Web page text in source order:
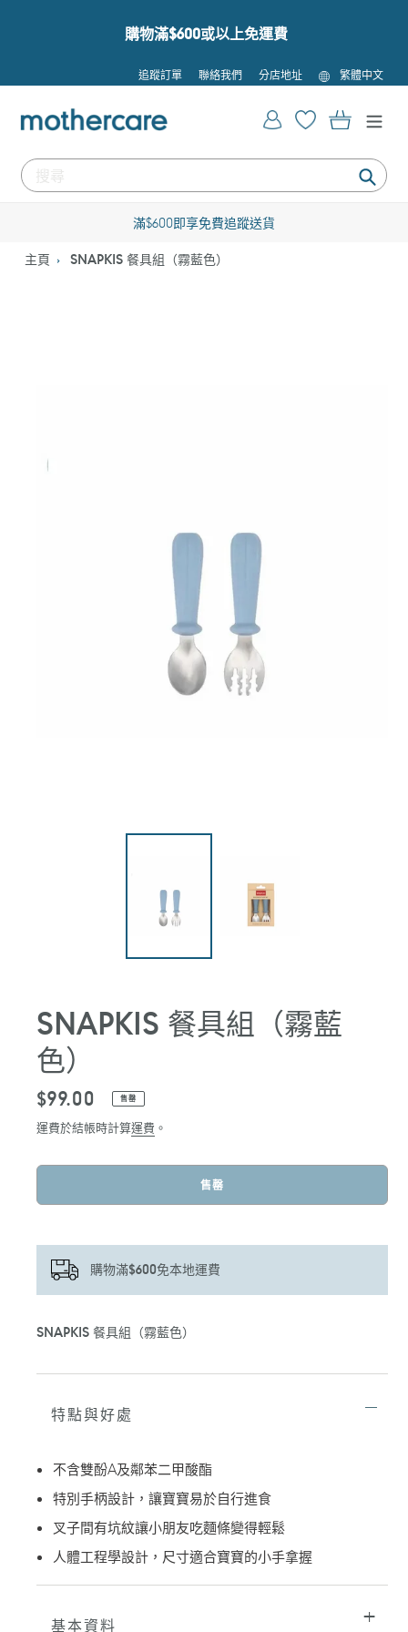
購物滿$600或以上免運費
追蹤訂單 聯絡我們 分店地址
語
言
繁體中文
提
登入 購物車
滿$600即享免費追蹤送貨
主頁 SNAPKIS 餐具組（霧藍色）
SNAPKIS 餐具組（霧藍
色）
定
價
$99.00 售罄
運費於結帳時計算運費 。
售罄
購物滿$600免本地運費
正
在
產
物
SNAPKIS 餐具組（霧藍色）
特點與好處
不含雙酚A及鄰苯二甲酸酯
特別手柄設計，讓寶寶易於自行進食
叉子間有坑紋讓小朋友吃麵條變得輕鬆
人體工程學設計，尺寸適合寶寶的小手拿握
基本資料